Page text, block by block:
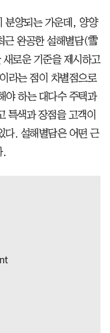
분양되는 가운데, 양양
근 완공한 설해별담(雪
로운 기준을 제시하고
라는 점이 차별점으로
야 하는 대다수 주택과
특색과 장점을 고객이
다. 설해별담은 어떤 근
.